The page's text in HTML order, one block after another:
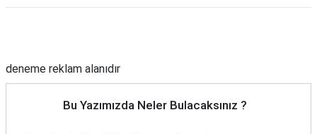
deneme reklam alanıdır
Bu Yazımızda Neler Bulacaksınız ?